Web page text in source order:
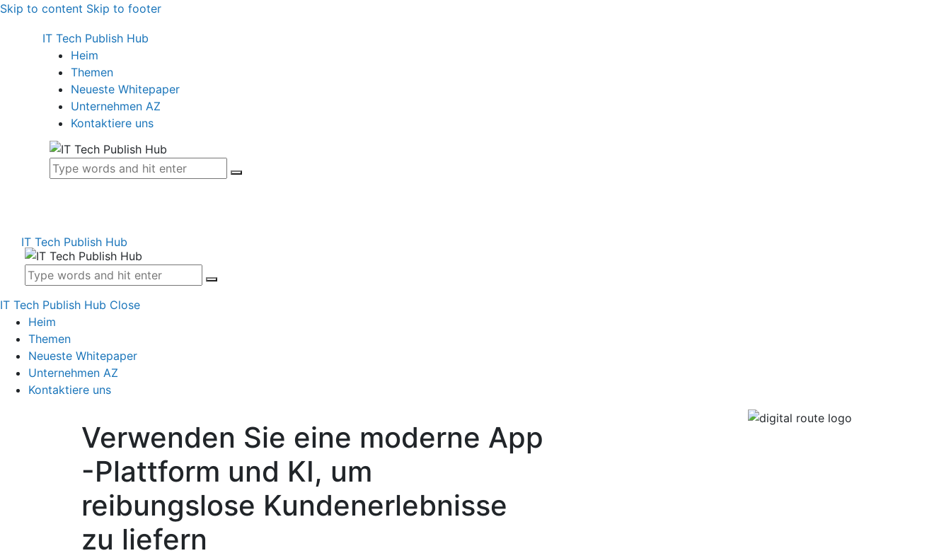
Skip to content Skip to footer
IT Tech Publish Hub
Heim
Themen
Neueste Whitepaper
Unternehmen AZ
Kontaktiere uns
IT Tech Publish Hub
IT Tech Publish Hub Close
Heim
Themen
Neueste Whitepaper
Unternehmen AZ
Kontaktiere uns
Verwenden Sie eine moderne App
-Plattform und KI, um
reibungslose Kundenerlebnisse
zu liefern